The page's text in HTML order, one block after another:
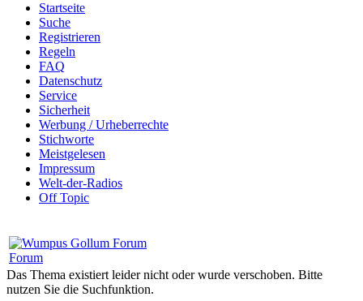
Startseite
Suche
Registrieren
Regeln
FAQ
Datenschutz
Service
Sicherheit
Werbung / Urheberrechte
Stichworte
Meistgelesen
Impressum
Welt-der-Radios
Off Topic
Forum
Das Thema existiert leider nicht oder wurde verschoben. Bitte
nutzen Sie die Suchfunktion.